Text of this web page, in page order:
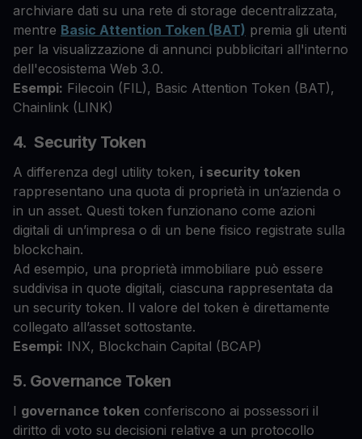
archiviare dati su una rete di storage decentralizzata,
mentre Basic Attention Token (BAT) premia gli utenti
per la visualizzazione di annunci pubblicitari all'interno
dell'ecosistema Web 3.0.
Esempi: Filecoin (FIL), Basic Attention Token (BAT),
Chainlink (LINK)
4. Security Token
A differenza degl utility token, i security token
rappresentano una quota di proprietà in un’azienda o
in un asset. Questi token funzionano come azioni
digitali di un’impresa o di un bene fisico registrate sulla
blockchain.
Ad esempio, una proprietà immobiliare può essere
suddivisa in quote digitali, ciascuna rappresentata da
un security token. Il valore del token è direttamente
collegato all’asset sottostante.
Esempi: INX, Blockchain Capital (BCAP)
5. Governance Token
I governance token conferiscono ai possessori il
diritto di voto su decisioni relative a un protocollo